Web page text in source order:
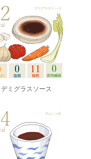
デミグラスソース